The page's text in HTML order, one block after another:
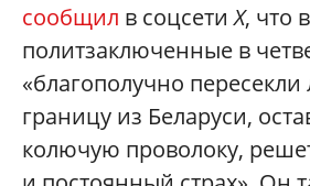
сообщил в соцсетиX, что
политзаключенные в
«благополучно пересекли
границу из Беларуси,
колючую проволоку,